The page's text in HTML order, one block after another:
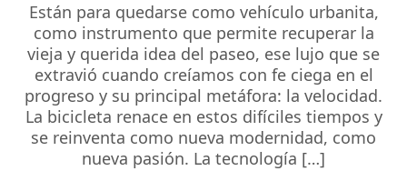
Están para quedarse como vehículo urbanita,
como instrumento que permite recuperar la
vieja y querida idea del paseo, ese lujo que se
extravió cuando creíamos con fe ciega en el
progreso y su principal metáfora: la velocidad.
La bicicleta renace en estos difíciles tiempos y
se reinventa como nueva modernidad, como
nueva pasión. La tecnología […]